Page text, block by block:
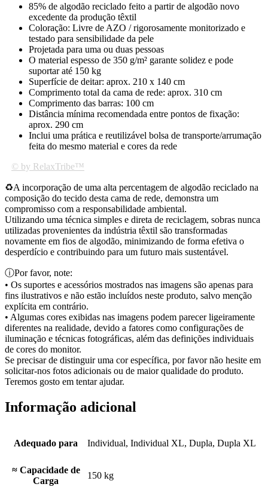
85% de algodão reciclado feito a partir de algodão novo
excedente da produção têxtil
Coloração: Livre de AZO / rigorosamente monitorizado e
testado para sensibilidade da pele
Projetada para uma ou duas pessoas
O material espesso de 350 g/m² garante solidez e pode
suportar até 150 kg
Superfície de deitar: aprox. 210 x 140 cm
Comprimento total da cama de rede: aprox. 310 cm
Comprimento das barras: 100 cm
Distância mínima recomendada entre pontos de fixação:
aprox. 290 cm
Inclui uma prática e reutilizável bolsa de transporte/arrumação
feita do mesmo material e cores da rede
© by RelaxTribe™
♻A incorporação de uma alta percentagem de algodão reciclado na
composição do tecido desta cama de rede, demonstra um
compromisso com a responsabilidade ambiental.
Utilizando uma técnica simples e direta de reciclagem, sobras nunca
utilizadas provenientes da indústria têxtil são transformadas
novamente em fios de algodão, minimizando de forma efetiva o
desperdício e contribuindo para um futuro mais sustentável.
ⓘPor favor, note:
• Os suportes e acessórios mostrados nas imagens são apenas para
fins ilustrativos e não estão incluídos neste produto, salvo menção
explícita em contrário.
• Algumas cores exibidas nas imagens podem parecer ligeiramente
diferentes na realidade, devido a fatores como configurações de
iluminação e técnicas fotográficas, além das definições individuais
de cores do monitor.
Se precisar de distinguir uma cor específica, por favor não hesite em
solicitar-nos fotos adicionais ou de maior qualidade do produto.
Teremos gosto em tentar ajudar.
Informação adicional
Adequado para Individual, Individual XL, Dupla, Dupla XL
≈ Capacidade de
Carga
150 kg